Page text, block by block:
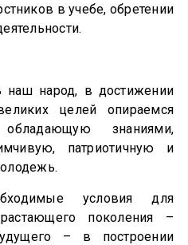
в учебе, обретении
народ, в достижении
целей опираемся
знаниями,
патриотичную и
условия для
поколения –
– в построении